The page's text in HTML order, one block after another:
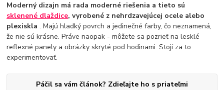
Moderný dizajn má rada moderné riešenia a tieto sú
sklenené dlaždice, vyrobené z nehrdzavejúcej ocele alebo
plexiskla. Majú hladký povrch a jedinečné farby, čo neznamená,
že nie sú krásne. Práve naopak - môžete sa pozrieť na lesklé
reflexné panely a obrázky skryté pod hodinami. Stojí za to
experimentovať.
Páčil sa vám článok? Zdieľajte ho s priateľmi